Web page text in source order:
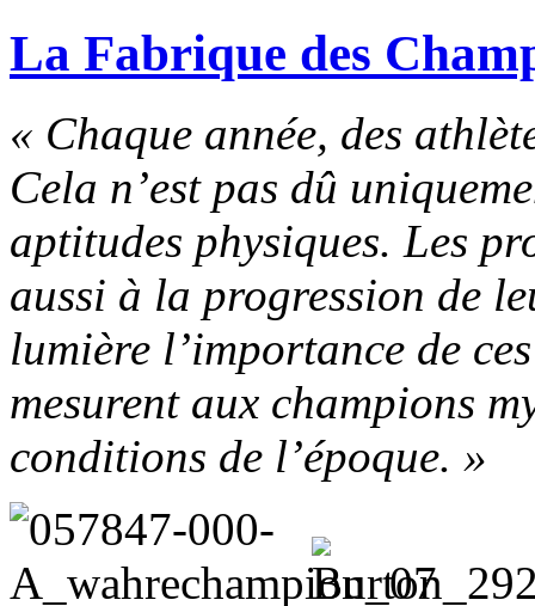
La Fabrique des
« Chaque année, des
Cela n’est pas dû
aptitudes physiques. Les
aussi à la progression de
lumière l’importance de
mesurent aux champions
conditions de l’époque. »